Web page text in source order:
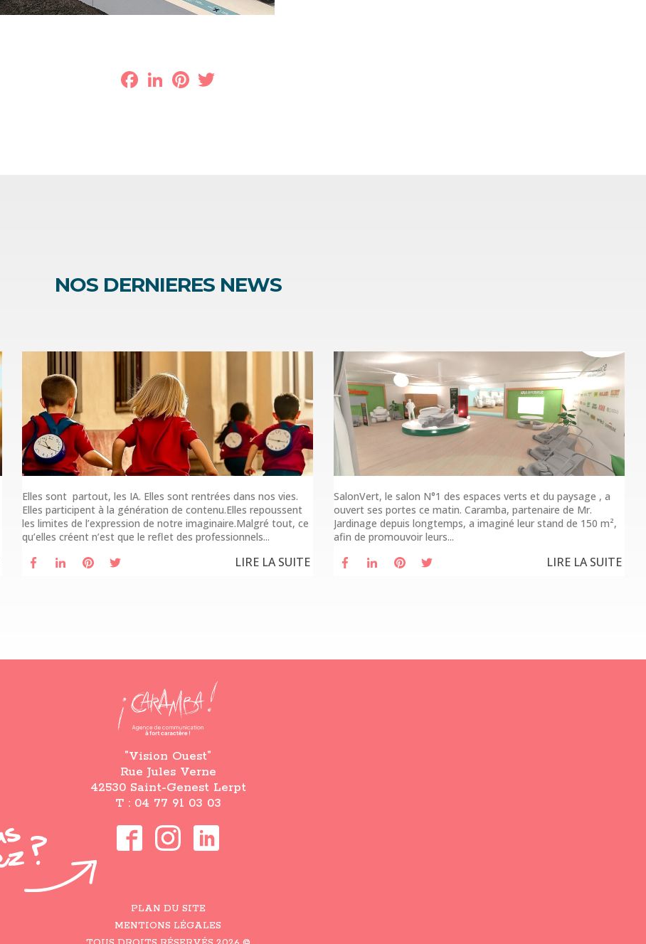
FacebookLinkedInPinterest
NOS DERNIERES NEWS
Elles sont partout, les IA. Elles sont rentrées dans nos vies.
Elles participent à la génération de contenu.Elles repoussent
les limites de l’expression de notre imaginaire.Malgré tout, ce
qu’elles créent n’est que le reflet des professionnels...
LIRE LA SUITE
SalonVert, le salon N°1 des espaces verts et du paysage , a
ouvert ses portes ce matin. Caramba, partenaire de Mr.
Jardinage depuis longtemps, a imaginé leur stand de 150 m²,
afin de promouvoir leurs...
LIRE LA SUITE
”Vision Ouest”
Rue Jules Verne
42530 Saint-Genest Lerpt
T : 04 77 91 03 03
PLAN DU SITE
MENTIONS LÉGALES